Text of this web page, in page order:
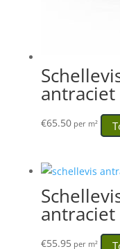
antraciet
€65.50per m²
antraciet
€55.95per m²